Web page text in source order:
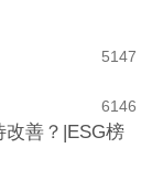
147
5
146
6
改善？|ESG榜